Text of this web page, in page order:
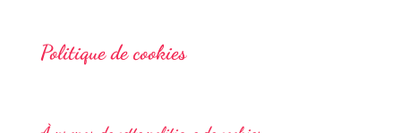
Politique de cookies